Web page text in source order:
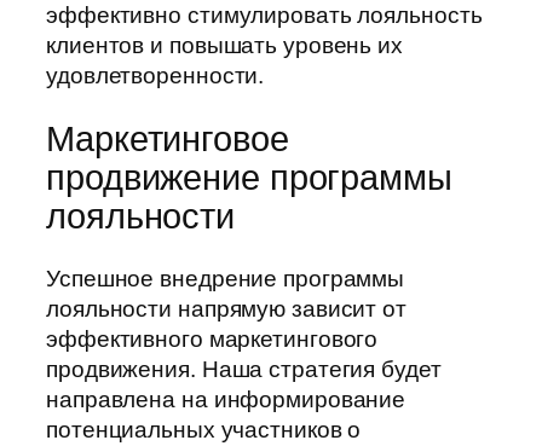
эффективно стимулировать лояльность
клиентов и повышать уровень их
удовлетворенности.
Маркетинговое
продвижение программы
лояльности
Успешное внедрение программы
лояльности напрямую зависит от
эффективного маркетингового
продвижения. Наша стратегия будет
направлена на информирование
потенциальных участников о